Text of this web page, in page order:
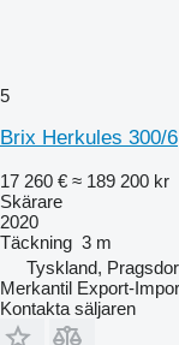
5
Brix Herkules 300/6
17 260 € ≈ 189 200 kr
Skärare
2020
Täckning 3 m
Tyskland,
Merkantil Export-
Kontakta säljaren